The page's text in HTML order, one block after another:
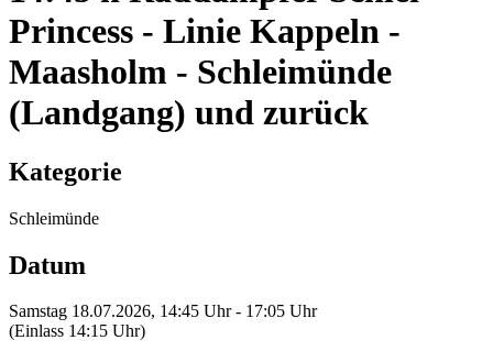
Princess - Linie Kappeln -
Maasholm - Schleimünde
(Landgang) und zurück
Kategorie
Schleimünde
Datum
Samstag 18.07.2026, 14:45 Uhr - 17:05 Uhr
(Einlass 14:15 Uhr)